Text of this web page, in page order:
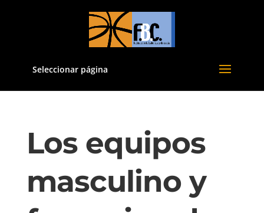
Seleccionar página
Los equipos
masculino y